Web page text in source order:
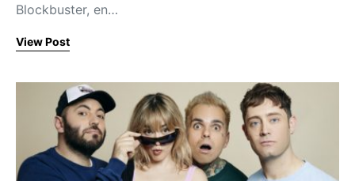
Blockbuster, en…
View Post